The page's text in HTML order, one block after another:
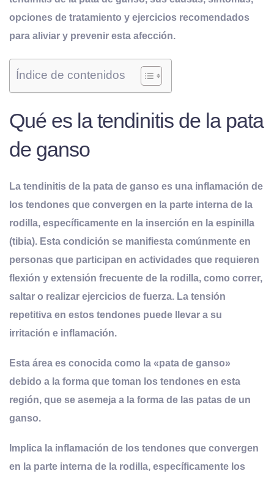
opciones de tratamiento y ejercicios recomendados
para aliviar y prevenir esta afección.
Índice de contenidos
Qué es la tendinitis de la pata
de ganso
La tendinitis de la pata de ganso es una inflamación de
los tendones que convergen en la parte interna de la
rodilla, específicamente en la inserción en la espinilla
(tibia). Esta condición se manifiesta comúnmente en
personas que participan en actividades que requieren
flexión y extensión frecuente de la rodilla, como correr,
saltar o realizar ejercicios de fuerza. La tensión
repetitiva en estos tendones puede llevar a su
irritación e inflamación.
Esta área es conocida como la «pata de ganso»
debido a la forma que toman los tendones en esta
región, que se asemeja a la forma de las patas de un
ganso.
Implica la inflamación de los tendones que convergen
en la parte interna de la rodilla, específicamente los